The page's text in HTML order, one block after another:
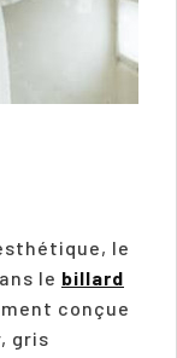
le
le billard
conçue
gris